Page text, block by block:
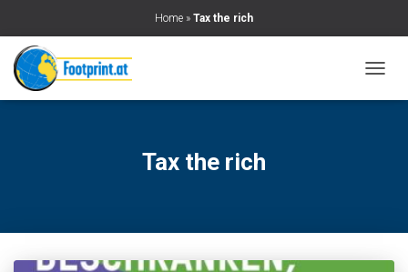
Home » Tax the rich
Tax the rich